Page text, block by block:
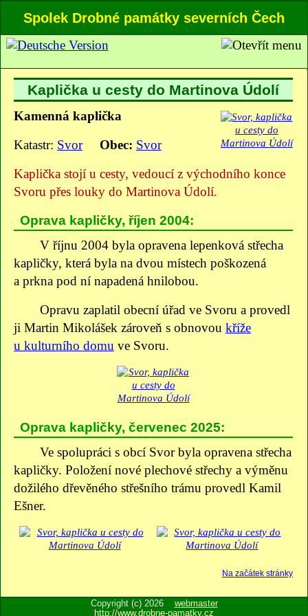
Spolek Drobné památky severních Čech
Kaplička u cesty do Martinova Údolí
Kamenná kaplička
Katastr: Svor Obec: Svor
Kaplička stojí u cesty, vedoucí z východního konce
Svoru přes louky do Martinova Údolí.
Oprava kapličky, říjen 2004:
V říjnu 2004 byla opravena lepenková střecha
kapličky, která byla na dvou místech poškozená
a prkna pod ní napadená hnilobou.
Opravu zaplatil obecní úřad ve Svoru a provedl
ji Martin Mikolášek zároveň s obnovou kříže
u kulturního domu ve Svoru.
Oprava kapličky, červenec 2025:
Ve spolupráci s obcí Svor byla opravena střecha
kapličky. Položení nové plechové střechy a výměnu
dožilého dřevěného střešního trámu provedl Kamil
Ešner.
Na začátek stránky
Copyright (c) 2026 webmaster
http://www.drobne-pamatky.cz